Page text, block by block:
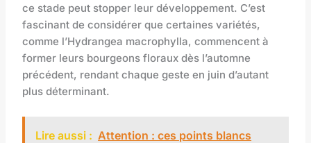
ce stade peut stopper leur développement. C’est
fascinant de considérer que certaines variétés,
comme l’Hydrangea macrophylla, commencent à
former leurs bourgeons floraux dès l’automne
précédent, rendant chaque geste en juin d’autant
plus déterminant.
Lire aussi : Attention : ces points blancs